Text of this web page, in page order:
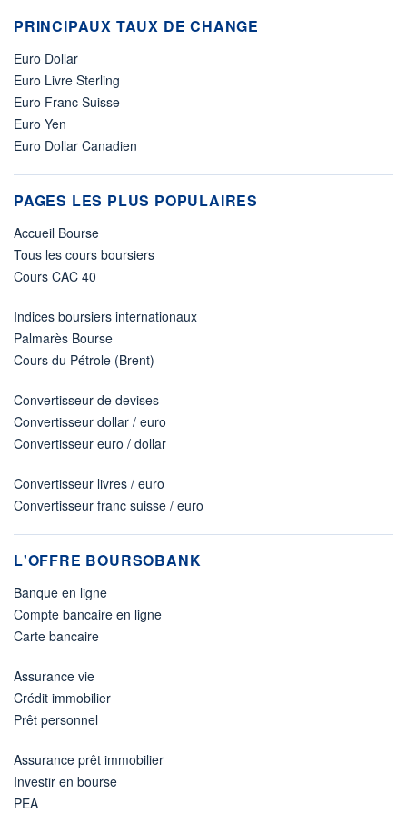
PRINCIPAUX TAUX DE CHANGE
Euro Dollar
Euro Livre Sterling
Euro Franc Suisse
Euro Yen
Euro Dollar Canadien
PAGES LES PLUS POPULAIRES
Accueil Bourse
Tous les cours boursiers
Cours CAC 40
Indices boursiers internationaux
Palmarès Bourse
Cours du Pétrole (Brent)
Convertisseur de devises
Convertisseur dollar / euro
Convertisseur euro / dollar
Convertisseur livres / euro
Convertisseur franc suisse / euro
L'OFFRE BOURSOBANK
Banque en ligne
Compte bancaire en ligne
Carte bancaire
Assurance vie
Crédit immobilier
Prêt personnel
Assurance prêt immobilier
Investir en bourse
PEA